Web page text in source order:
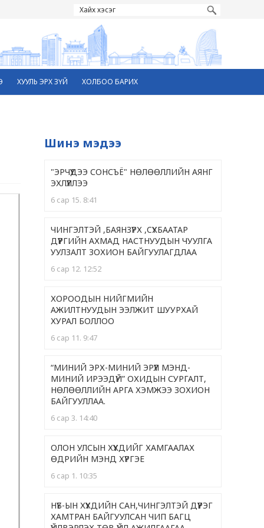
ХУУЛЬ ЭРХ ЗҮЙ ХОЛБОО БАРИХ
Шинэ мэдээ
"ЭРЧҮҮДЭЭ СОНСЪЁ" НӨЛӨӨЛЛИЙН АЯНГ
ЭХЛҮҮЛЛЭЭ
6 сар 15. 8:41
ЧИНГЭЛТЭЙ ,БАЯНЗҮРХ ,CҮХБААТАР
ДҮҮРГИЙН АХМАД НАСТНУУДЫН ЧУУЛГА
УУЛЗАЛТ ЗОХИОН БАЙГУУЛАГДЛАА
6 сар 12. 12:52
ХОРООДЫН НИЙГМИЙН
АЖИЛТНУУДЫН ЭЭЛЖИТ ШУУРХАЙ
ХУРАЛ БОЛЛОО
6 сар 11. 9:47
“МИНИЙ ЭРХ-МИНИЙ ЭРҮҮЛ МЭНД-
МИНИЙ ИРЭЭДҮЙ” ОХИДЫН СУРГАЛТ,
НӨЛӨӨЛЛИЙН АРГА ХЭМЖЭЭ ЗОХИОН
БАЙГУУЛЛАА.
6 сар 3. 14:40
ОЛОН УЛСЫН ХҮҮХДИЙГ ХАМГААЛАХ
ӨДРИЙН МЭНД ХҮРГЭЕ
6 сар 1. 10:35
НҮБ-ЫН ХҮҮХДИЙН САН,ЧИНГЭЛТЭЙ ДҮҮРЭГ
ХАМТРАН БАЙГУУЛСАН ЧИП БАГЦ